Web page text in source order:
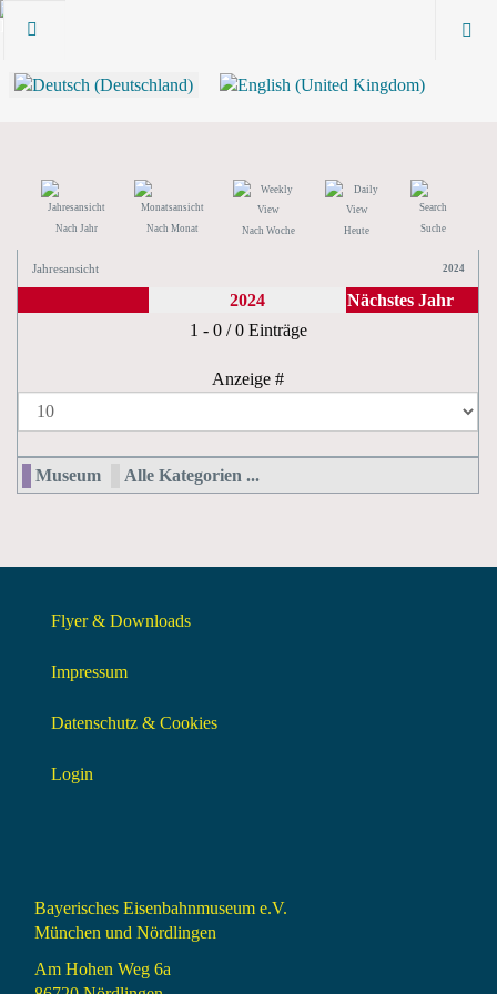
Nach Jahr Nach Monat Nach Woche Heute Suche
Jahresansicht 2024
2024
Nächstes Jahr
Limite der Paginierungsliste
1 - 0 / 0 Einträge
Anzeige #
Museum Alle Kategorien ...
Flyer & Downloads
Impressum
Datenschutz & Cookies
Login
Bayerisches Eisenbahnmuseum e.V.
München und Nördlingen
Am Hohen Weg 6a